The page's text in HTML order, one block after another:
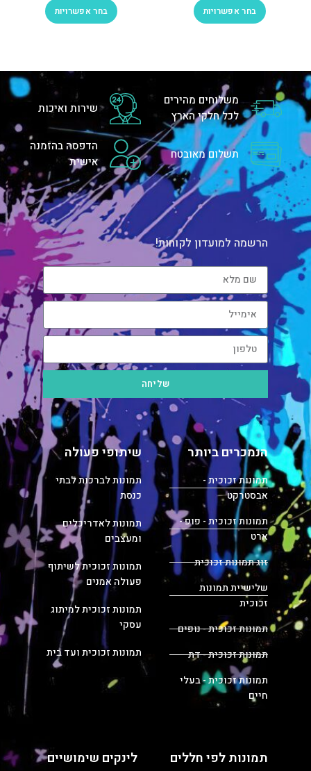
בחר אפשרויות בחר אפשרויות
משלוחים מהירים
לכל חלקי הארץ
שירות ואיכות
תשלום מאובטח
הדפסה בהזמנה
אישית
הרשמה למועדון לקוחות!
שליחה
הנמכרים ביותר
תמונות זכוכית -
אבסטרקט
תמונות זכוכית - פופ -
ארט
זוג תמונות זכוכית
שלישיית תמונות
זכוכית
תמונות זכוכית - נופים
תמונות זכוכית - דת
תמונות זכוכית - בעלי
חיים
שיתופי פעולה
תמונות לברכות לבתי
כנסת
תמונות לאדריכלים
ומעצבים
תמונות זכוכית לשיתוף
פעולה אמנים
תמונות זכוכית למיתוג
עסקי
תמונות זכוכית ועד בית
תמונות לפי חללים לינקים שימושיים